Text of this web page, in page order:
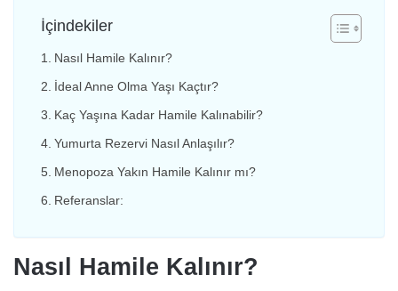
İçindekiler
Nasıl Hamile Kalınır?
İdeal Anne Olma Yaşı Kaçtır?
Kaç Yaşına Kadar Hamile Kalınabilir?
Yumurta Rezervi Nasıl Anlaşılır?
Menopoza Yakın Hamile Kalınır mı?
Referanslar:
Nasıl Hamile Kalınır?